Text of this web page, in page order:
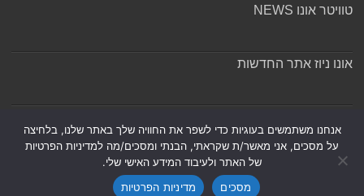
טוויטר אונו NEWS
אונו ניוז אתר החדשות
אנחנו משתמשים בעוגיות כדי לשפר את החוויה שלך באתר שלנו, בלחיצה
על מסכים, אני מאשר/ת שקראתי, הבנתי ומסכים/מה למדיניות הפרטיות
של האתר ולעיבוד המידע האישי שלי.
מסכים
מדיניות הפרטיות